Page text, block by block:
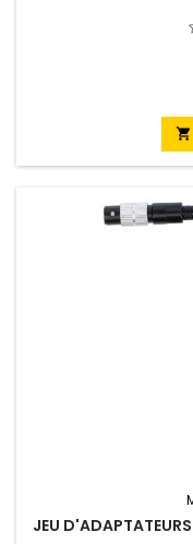

JEU D'ADAPTATEURS